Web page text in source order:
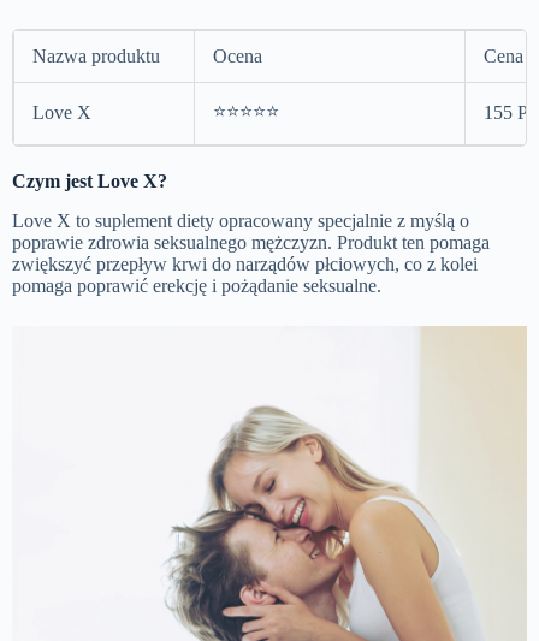
Nazwa produktu Ocena Cena
Love X ⭐⭐⭐⭐⭐ 155
Czym jest Love X?
Love X to suplement diety opracowany specjalnie z myślą o
poprawie zdrowia seksualnego mężczyzn. Produkt ten pomaga
zwiększyć przepływ krwi do narządów płciowych, co z kolei
pomaga poprawić erekcję i pożądanie seksualne.